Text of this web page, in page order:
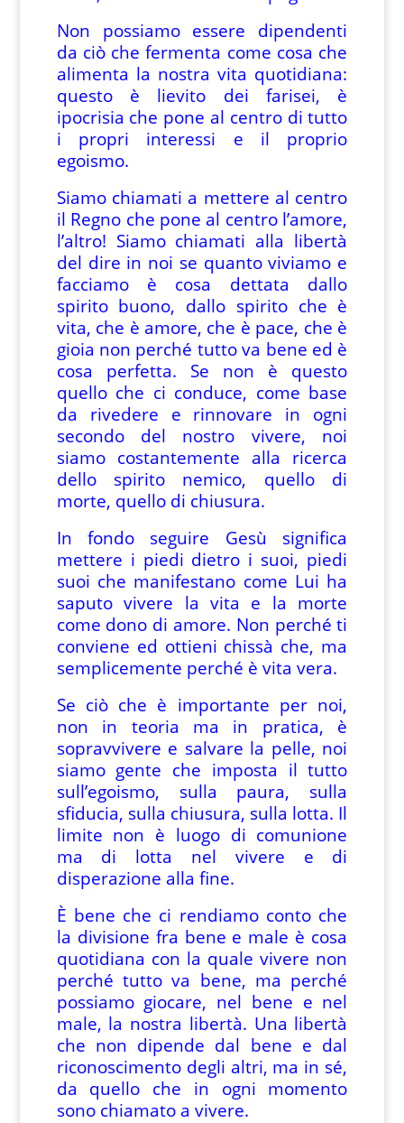
Non possiamo essere dipendenti
da ciò che fermenta come cosa che
alimenta la nostra vita quotidiana:
questo è lievito dei farisei, è
ipocrisia che pone al centro di tutto
i propri interessi e il proprio
egoismo.
Siamo chiamati a mettere al centro
il Regno che pone al centro l’amore,
l’altro! Siamo chiamati alla libertà
del dire in noi se quanto viviamo e
facciamo è cosa dettata dallo
spirito buono, dallo spirito che è
vita, che è amore, che è pace, che è
gioia non perché tutto va bene ed è
cosa perfetta. Se non è questo
quello che ci conduce, come base
da rivedere e rinnovare in ogni
secondo del nostro vivere, noi
siamo costantemente alla ricerca
dello spirito nemico, quello di
morte, quello di chiusura.
In fondo seguire Gesù significa
mettere i piedi dietro i suoi, piedi
suoi che manifestano come Lui ha
saputo vivere la vita e la morte
come dono di amore. Non perché ti
conviene ed ottieni chissà che, ma
semplicemente perché è vita vera.
Se ciò che è importante per noi,
non in teoria ma in pratica, è
sopravvivere e salvare la pelle, noi
siamo gente che imposta il tutto
sull’egoismo, sulla paura, sulla
sfiducia, sulla chiusura, sulla lotta. Il
limite non è luogo di comunione
ma di lotta nel vivere e di
disperazione alla fine.
È bene che ci rendiamo conto che
la divisione fra bene e male è cosa
quotidiana con la quale vivere non
perché tutto va bene, ma perché
possiamo giocare, nel bene e nel
male, la nostra libertà. Una libertà
che non dipende dal bene e dal
riconoscimento degli altri, ma in sé,
da quello che in ogni momento
sono chiamato a vivere.